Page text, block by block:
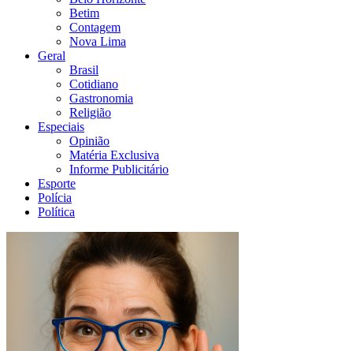
Betim
Contagem
Nova Lima
Geral
Brasil
Cotidiano
Gastronomia
Religião
Especiais
Opinião
Matéria Exclusiva
Informe Publicitário
Esporte
Polícia
Política